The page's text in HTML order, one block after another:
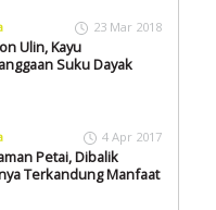
23 Mar 2018
Ulin, Kayu
Suku Dayak
4 Apr 2017
Petai, Dibalik
Terkandung Manfaat